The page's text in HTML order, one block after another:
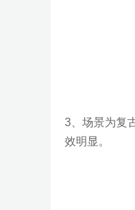
3、场景为复
效明显。